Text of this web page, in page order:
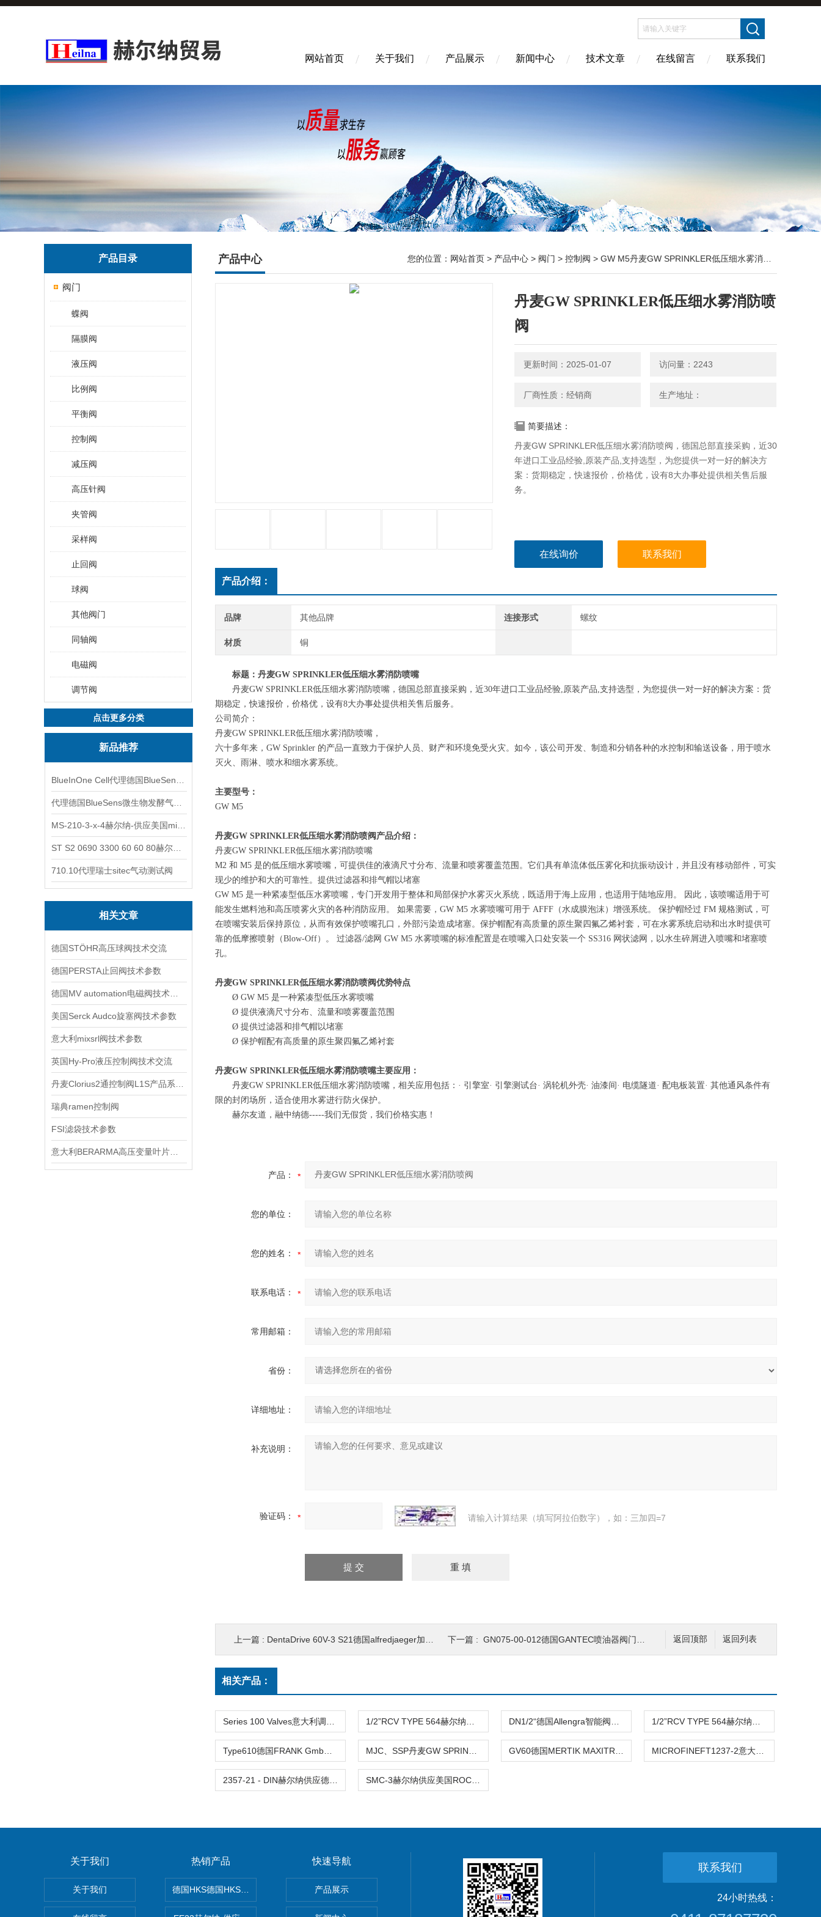
网站首页 关于我们 产品展示 新闻中心 技术文章 在线留言 联系我们
产品目录
阀门
蝶阀
隔膜阀
液压阀
比例阀
平衡阀
控制阀
减压阀
高压针阀
夹管阀
采样阀
止回阀
球阀
其他阀门
同轴阀
电磁阀
调节阀
点击更多分类
新品推荐
710.10代理瑞士sitec气动测试阀
相关文章
德国STÖHR高压球阀技术交流
德国PERSTA止回阀技术参数
美国Serck Audco旋塞阀技术参数
意大利mixsrl阀技术参数
英国Hy-Pro液压控制阀技术交流
瑞典ramen控制阀
FSI滤袋技术参数
产品中心 您的位置： 网站首页 > 产品中心 > 阀门 > 控制阀 > GW M5丹麦GW SPRINKLER低压细水雾消防喷阀
丹麦GW SPRINKLER低压细水雾消防喷
阀
更新时间：2025-01-07 访问量：2243
厂商性质：经销商 生产地址：
简要描述：
丹麦GW SPRINKLER低压细水雾消防喷阀，德国总部直接采购，近30
年进口工业品经验,原装产品,支持选型，为您提供一对一好的解决方
案：货期稳定，快速报价，价格优，设有8大办事处提供相关售后服
务。
在线询价 联系我们
产品介绍：
品牌 其他品牌 连接形式 螺纹
材质 铜
标题 ： 丹麦GW SPRINKLER低压细水雾消防喷嘴
丹麦GW SPRINKLER低压细水雾消防喷嘴 ， 德国 总部直接采购，近30年进口工业品经验,原装产品,支持选型，为您提供一对一好的解决方案：货
期稳定，快速报价，价格优，设有8大办事处提供相关售后服务。
公司简介：
丹麦GW SPRINKLER低压细水雾消防喷嘴，
六十多年来， GW Sprinkler 的产品一直致力于保护人员、财产和环境免受火灾。如今，该公司开发、制造和分销各种的水控制和输送设备，用于喷水
灭火、雨淋、喷水和细水雾系统。
主要型号：
GW M5
丹麦GW SPRINKLER低压细水雾消防喷阀 产品介绍：
丹麦GW SPRINKLER低压细水雾消防喷嘴
M2 和 M5 是的低压细水雾喷嘴，可提供佳的液滴尺寸分布、流量和喷雾覆盖范围。它们具有单流体低压雾化和抗振动设计，并且没有移动部件，可实
现少的维护和大的可靠性。提供过滤器和排气帽以堵塞
GW M5 是一种紧凑型低压水雾喷嘴，专门开发用于整体和局部保护水雾灭火系统，既适用于海上应用，也适用于陆地应用。 因此，该喷嘴适用于可
能发生燃料池和高压喷雾火灾的各种消防应用。 如果需要，GW M5 水雾喷嘴可用于 AFFF（水成膜泡沫）增强系统。 保护帽经过 FM 规格测试，可
在喷嘴安装后保持原位，从而有效保护喷嘴孔口，外部污染造成堵塞。保护帽配有高质量的原生聚四氟乙烯衬套，可在水雾系统启动和出水时提供可
靠的低摩擦喷射（Blow-Off）。 过滤器/滤网 GW M5 水雾喷嘴的标准配置是在喷嘴入口处安装一个 SS316 网状滤网，以水生碎屑进入喷嘴和堵塞喷
孔。
丹麦GW SPRINKLER低压细水雾消防喷阀优势特点
Ø GW M5 是一种紧凑型低压水雾喷嘴
Ø 提供液滴尺寸分布、流量和喷雾覆盖范围
Ø 提供过滤器和排气帽以堵塞
Ø 保护帽配有高质量的原生聚四氟乙烯衬套
丹麦GW SPRINKLER低压细水雾消防喷嘴主要应用：
丹麦GW SPRINKLER低压细水雾消防喷嘴，相关应用包括：· 引擎室· 引擎测试台· 涡轮机外壳· 油漆间· 电缆隧道· 配电板装置· 其他通风条件有
限的封闭场所，适合使用水雾进行防火保护。
赫尔友道，融中纳德-----我们无假货，我们价格实惠 ！
产品：
您的单位：
您的姓名：
联系电话：
常用邮箱：
省份：
详细地址：
补充说明：
验证码： 请输入计算结果（填写阿拉伯数字），如：三加四=7
返回列表
返回顶部
上一篇 : DentaDrive 60V-3 S21德国alfredjaeger加工DentaDrive电主轴 下一篇 : GN075-00-012德国GANTEC喷油器阀门控制单元系列
相关产品：
关于我们
关于我们
热销产品
德国HKS德国HKS液压旋转摆动缸
快速导航
产品展示
联系我们
24小时热线：